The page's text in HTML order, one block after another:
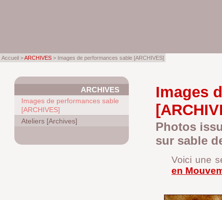
Images
Photos
sur sable
Voici une
en
ARCHIVES
Images de performances sable
[ARCHIVES]
Ateliers [Archives]
Accueil >ARCHIVES > Images de performances sable [ARCHIVES]